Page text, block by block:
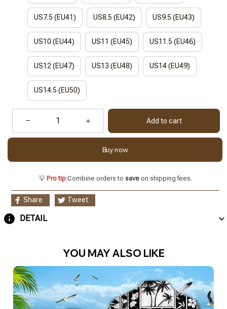
US7.5 (EU41) US8.5 (EU42) US9.5 (EU43)
US10 (EU44) US11 (EU45) US11.5 (EU46)
US12 (EU47) US13 (EU48) US14 (EU49)
US14.5 (EU50)
Add to cart
Buy now
💡 Pro tip:Combine orders to saveon shipping fees.
Share Tweet
DETAIL
YOU MAY ALSO LIKE